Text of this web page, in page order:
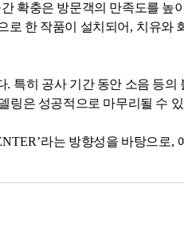
확충은 방문객의 만족도를 높
로 한 작품이 설치되어 , 치유와
. 특히 공사 기간 동안 소음 등의
링은 성공적으로 마무리될 수
라는 방향성을 바탕으로,